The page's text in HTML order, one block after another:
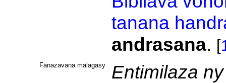
tanana
andrasana. [
Fanazavana malagasy Entimilaza